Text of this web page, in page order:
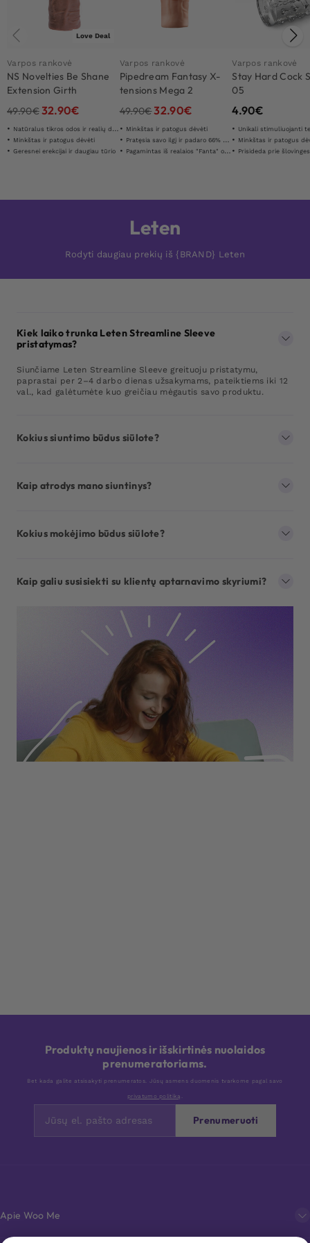
Love Deal
Varpos rankovė
NS Novelties Be Shane
Extension Girth
Enhancer
49.90€32.90€
Natūralus tikros odos ir realių detaliū jausmas
Minkštas ir patogus dėvėti
Geresnei erekcijai ir daugiau tūrio
Varpos rankovė
Pipedream Fantasy X-
tensions Mega 2
Extension
49.90€32.90€
Minkštas ir patogus dėvėti
Pratęsia savo ilgį ir padaro 66% storesnį
Pagamintas iš realaios "Fanta" odos "
Varpos rankovė
Stay Hard Cock
05
4.90€
Unikali stimuliuojanti
Minkštas ir patogus
Prisideda prie
Leten
Rodyti daugiau prekių iš {BRAND} Leten
Kiek laiko trunka Leten Streamline Sleeve
pristatymas?
Siunčiame Leten Streamline Sleeve greituoju pristatymu,
paprastai per 2–4 darbo dienas užsakymams, pateiktiems iki 12
val., kad galėtumėte kuo greičiau mėgautis savo produktu.
Kokius siuntimo būdus siūlote?
Kaip atrodys mano siuntinys?
Kokius mokėjimo būdus siūlote?
Kaip galiu susisiekti su klientų aptarnavimo skyriumi?
Produktų naujienos ir išskirtinės nuolaidos
prenumeratoriams.
Bet kada galite atsisakyti prenumeratos. Jūsų asmens duomenis tvarkome pagal savo
privatumo politiką .
Prenumeruoti
Apie Woo Me